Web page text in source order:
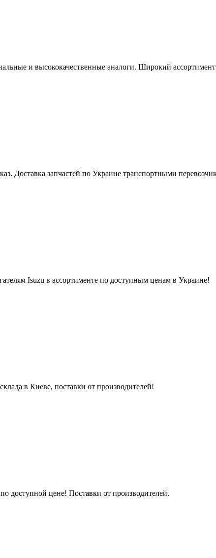
и высококачественные аналоги. Широкий ассортимент
Доставка запчастей по Украине транспортными
Isuzu в ассортименте по доступным ценам в Украине!
в Киеве, поставки от производителей!
доступной цене! Поставки от производителей.